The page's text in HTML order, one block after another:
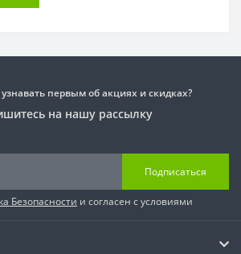
узнавать первым об акциях и скидках?
на нашу рассылку
Подписаться
Безопасности и согласен с условиями